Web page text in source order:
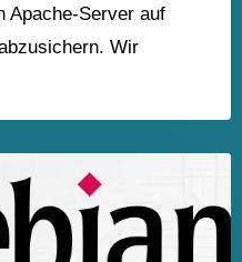
Apache-Server auf
Wir